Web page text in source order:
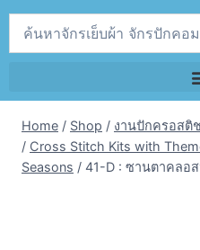
Home / Shop / งานปักครอสติช
/ Cross Stitch Kits with
Seasons / 41-D : ซานตาคลอ